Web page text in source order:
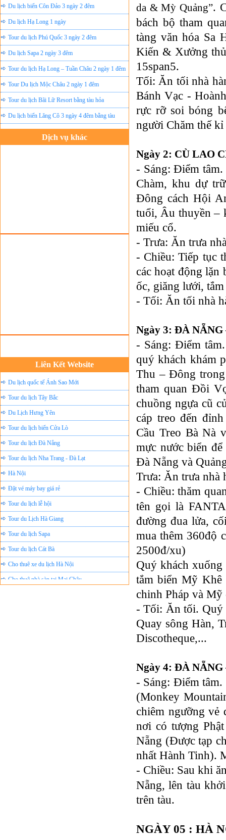
Du lịch biển Côn Đảo 3 ngày 2 đêm
Du lịch Hạ Long 1 ngày
Tour du lịch Phú Quốc 3 ngày 2 đêm
Du lịch Sapa 2 ngày 3 đêm
Tour du lịch Hạ Long – Tuần Châu 2 ngày 1 đêm
Tour Du lịch Mộc Châu 2 ngày 1 đêm
Tour du lịch Bãi Lữ Resort bằng tàu hỏa
Du lịch biển Lăng Cô 3 ngày 4 đêm bằng tàu
Dịch vụ khác
Liên Kết Website
ASM Travel - Du lịch Ánh Sao Mới
Du lịch quốc tế Ánh Sao Mới
Tour du lịch Tây Bắc
Du Lịch Hưng Yên
Tour du lịch biển Cửa Lò
Tour du lịch Đà Nẵng
Tour du lịch Nha Trang - Đà Lạt
Hà Nội
Đặt vé máy bay giá rẻ
Tour du lịch lễ hội
Tour du Lịch Hà Giang
Tour du lịch Sapa
Tour du lịch Cát Bà
Cho thuê xe du lịch Hà Nội
Cho thuê nhà sàn tại Mai Châu
Cho thuê nhà sàn tại Thung Nai
da & Mỳ Quảng”.
bách bộ tham
tàng văn hóa Sa
Kiến & Xưởng
15span5.
Tối: Ăn tối nhà
Bánh Vạc -
rực rỡ soi bóng
người Chăm thế
Ngày 2: CÙ LAO
- Sáng: Điểm
Chàm, khu dự
Đông cách Hội
tuổi, Âu thuyền –
miếu cổ.
- Trưa: Ăn trưa
- Chiều: Tiếp tục
các hoạt động lặn
ốc, giăng lưới,
- Tối: Ăn tối nhà
Ngày 3: ĐÀ NẴNG
- Sáng: Điểm
quý khách khám
Thu – Đông
tham quan Đồi
chuồng ngựa cũ
cáp treo đến
Cầu Treo Bà Nà
mực nước biển
Đà Nẵng và
Trưa: Ăn trưa nhà
- Chiều: thăm
tên gọi là
đường đua lửa,
mua thêm 360độ
2500đ/xu)
Quý khách
tắm biển Mỹ
chinh Pháp và
- Tối: Ăn tối. Quý
Quay sông Hàn,
Discotheque,...
Ngày 4: ĐÀ
- Sáng: Điểm
(Monkey
chiêm ngưỡng
nơi có tượng
Nẵng (Được tạp
nhất Hành Tinh).
- Chiều: Sau khi
Nẵng, lên tàu
trên tàu.
NGÀY05 : HÀ